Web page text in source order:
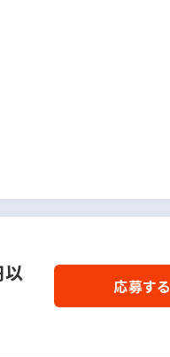
以
応募する